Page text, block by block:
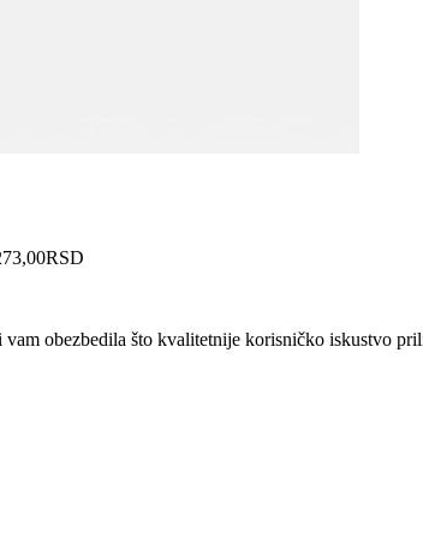
RSD
obezbedila što kvalitetnije korisničko iskustvo